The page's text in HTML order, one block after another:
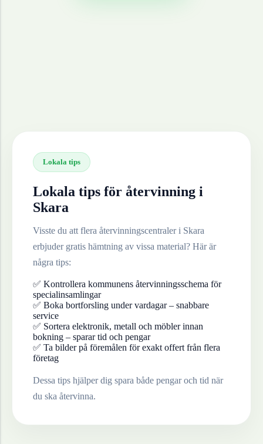
Lokala tips
Lokala tips för återvinning i
Skara
Visste du att flera återvinningscentraler i Skara
erbjuder gratis hämtning av vissa material? Här är
några tips:
✅ Kontrollera kommunens återvinningsschema för
specialinsamlingar
✅ Boka bortforsling under vardagar – snabbare
service
✅ Sortera elektronik, metall och möbler innan
bokning – sparar tid och pengar
✅ Ta bilder på föremålen för exakt offert från flera
företag
Dessa tips hjälper dig spara både pengar och tid när
du ska återvinna.